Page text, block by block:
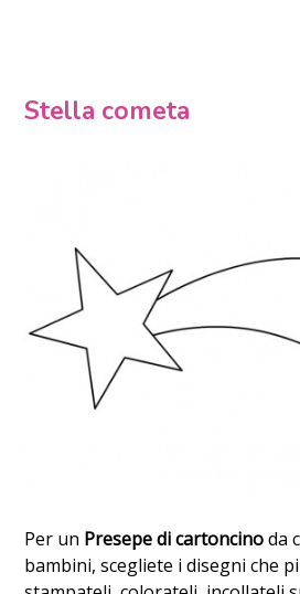
Stella cometa
Per un Presepe di cartoncinoda
bambini, scegliete i disegni che